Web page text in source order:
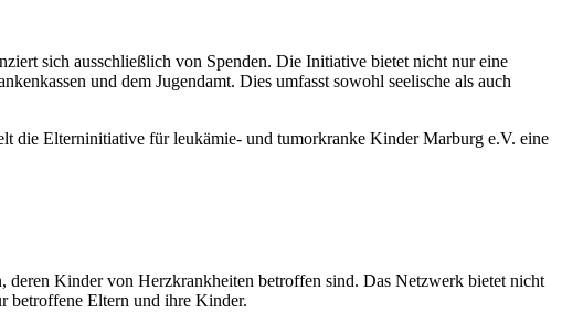
sich ausschließlich von Spenden. Die Initiative bietet nicht nur eine
und dem Jugendamt. Dies umfasst sowohl seelische als auch
die Elterninitiative für leukämie- und tumorkranke Kinder Marburg e.V. eine
Kinder von Herzkrankheiten betroffen sind. Das Netzwerk bietet nicht
betroffene Eltern und ihre Kinder.